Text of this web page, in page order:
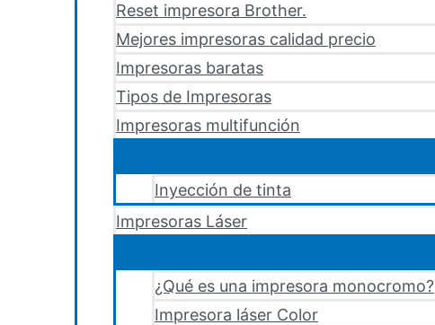
Reset impresora Brother.
Mejores impresoras calidad precio
Impresoras baratas
Tipos de Impresoras
Impresoras multifunción
Inyección de tinta
Impresoras Láser
¿Qué es una impresora monocromo?
Impresora láser Color